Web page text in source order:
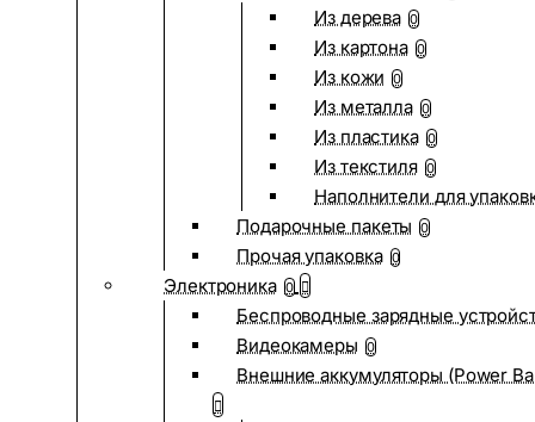
Из дерева 0
Из картона 0
Из кожи 0
Из металла 0
Из пластика 0
Из текстиля 0
Наполнители для
Подарочные пакеты 0
Прочая упаковка 0
Электроника 0
Беспроводные зарядные
Видеокамеры 0
Внешние аккумуляторы (Power